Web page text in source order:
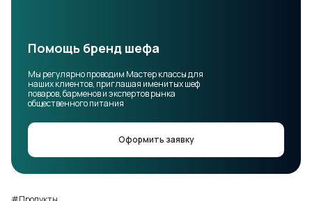
Помощь бренд шефа
Мы регулярно проводим Мастер классы для
наших клиентов, приглашая именитых шеф
поваров, барменов и экспертов рынка
общественного питания
Оформить заявку